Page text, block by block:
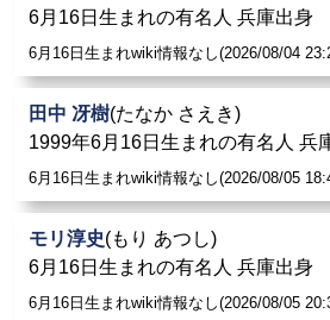
が逆サイドに流れてボールがライン
折り返し、そのボールを田中碧が押
久保建英: また7月25日の予選リー
では、前半7分に堂安律からのパス
6月16日生まれの有名人 兵庫出身
6月16日生まれwiki情報なし(2026/08/04
田中 冴樹(たなか さえき)
1999年6月16日生まれの有名人 兵
6月16日生まれwiki情報なし(2026/08/05
モリ淳史(もり あつし)
6月16日生まれの有名人 兵庫出身
6月16日生まれwiki情報なし(2026/08/05